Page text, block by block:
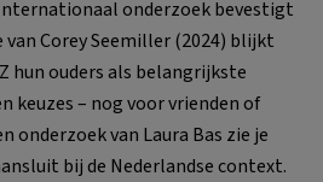
onderzoek bevestigt
Corey Seemiller (2024) blijkt
hun ouders als belangrijkste
keuzes – nog voor vrienden of
onderzoek van Laura Bas zie je
bij de Nederlandse context.